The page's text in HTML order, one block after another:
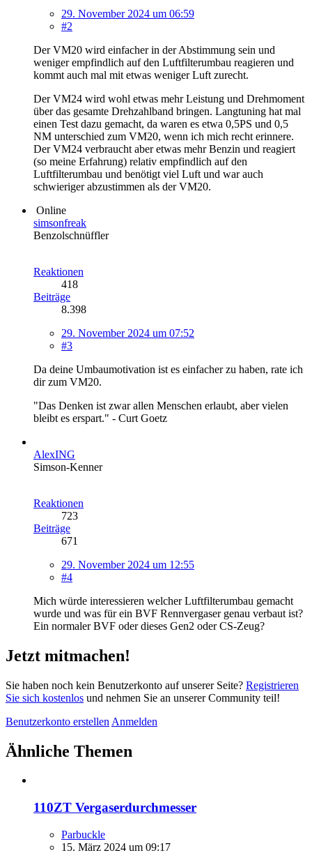
29. November 2024 um 06:59
#2
Der VM20 wird einfacher in der Abstimmung sein und
weniger empfindlich auf den Luftfilterumbau reagieren und
kommt auch mal mit etwas weniger Luft zurecht.
Der VM24 wird wohl etwas mehr Leistung und Drehmoment
über das gesamte Drehzahlband bringen. Langtuning hat mal
einen Test dazu gemacht, da waren es etwa 0,5PS und 0,5
NM unterschied zum VM20, wenn ich mich recht erinnere.
Der VM24 verbraucht aber etwas mehr Benzin und reagiert
(so meine Erfahrung) relativ empfindlich auf den
Luftfilterumbau und benötigt viel Luft und war auch
schwieriger abzustimmen als der VM20.
Online
simsonfreak
Benzolschnüffler
Reaktionen
418
Beiträge
8.398
29. November 2024 um 07:52
#3
Da deine Umbaumotivation ist es einfacher zu haben, rate ich
dir zum VM20.
"Das Denken ist zwar allen Menschen erlaubt, aber vielen
bleibt es erspart." - Curt Goetz
AlexING
Simson-Kenner
Reaktionen
723
Beiträge
671
29. November 2024 um 12:55
#4
Mich würde interessieren welcher Luftfilterumbau gemacht
wurde und was für ein BVF Rennvergaser genau verbaut ist?
Ein normaler BVF oder dieses Gen2 oder CS-Zeug?
Jetzt mitmachen!
Sie haben noch kein Benutzerkonto auf unserer Seite? Registrieren
Sie sich kostenlos und nehmen Sie an unserer Community teil!
Benutzerkonto erstellen Anmelden
Ähnliche Themen
110ZT Vergaserdurchmesser
Parbuckle
15. März 2024 um 09:17